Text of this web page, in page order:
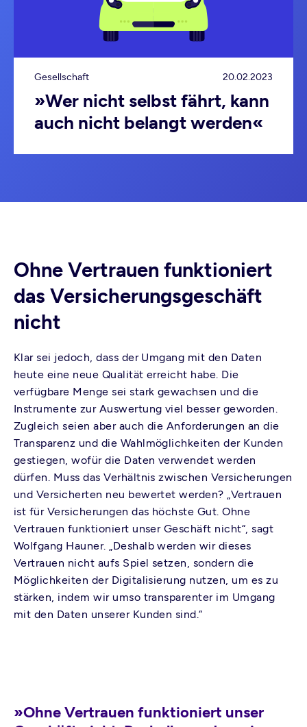
Gesellschaft 20.02.2023
»Wer nicht selbst fährt, kann
auch nicht belangt werden«
Ohne Vertrauen funktioniert
das Versicherungsgeschäft
nicht
Klar sei jedoch, dass der Umgang mit den Daten
heute eine neue Qualität erreicht habe. Die
verfügbare Menge sei stark gewachsen und die
Instrumente zur Auswertung viel besser geworden.
Zugleich seien aber auch die Anforderungen an die
Transparenz und die Wahlmöglichkeiten der Kunden
gestiegen, wofür die Daten verwendet werden
dürfen. Muss das Verhältnis zwischen Versicherungen
und Versicherten neu bewertet werden? „Vertrauen
ist für Versicherungen das höchste Gut. Ohne
Vertrauen funktioniert unser Geschäft nicht“, sagt
Wolfgang Hauner. „Deshalb werden wir dieses
Vertrauen nicht aufs Spiel setzen, sondern die
Möglichkeiten der Digitalisierung nutzen, um es zu
stärken, indem wir umso transparenter im Umgang
mit den Daten unserer Kunden sind.“
»Ohne Vertrauen funktioniert unser